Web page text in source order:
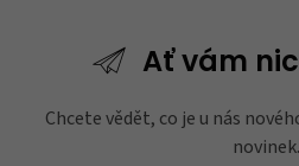
Ať vám nic
Chcete vědět, co je u nás
novinek.